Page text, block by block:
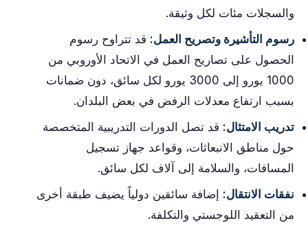
والسجلات مئات لكل وثيقة.
رسوم التأشيرة وتصريح العمل: قد تتراوح رسوم
الحصول على تصاريح العمل في الاتحاد الأوروبي من
1000 يورو إلى 3000 يورو لكل سائق، دون ضمانات
بسبب ارتفاع معدلات الرفض في بعض البلدان.
تدريب الامتثال: قد تصل الدورات التدريبية المتخصصة
حول مناطق الانبعاثات، وقواعد جهاز تسجيل
المسافات، والسلامة إلى آلاف لكل سائق.
نفقات الانتقال: إضافة سائقين دولياً يضيف طبقة أخرى
من التعقيد اللوجستي والتكلفة.